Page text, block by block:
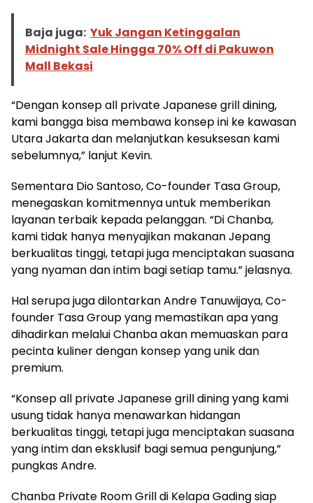
Baja juga: Yuk Jangan Ketinggalan
Midnight Sale Hingga 70% Off di Pakuwon
Mall Bekasi
“Dengan konsep all private Japanese grill dining,
kami bangga bisa membawa konsep ini ke kawasan
Utara Jakarta dan melanjutkan kesuksesan kami
sebelumnya,” lanjut Kevin.
Sementara Dio Santoso, Co-founder Tasa Group,
menegaskan komitmennya untuk memberikan
layanan terbaik kepada pelanggan. “Di Chanba,
kami tidak hanya menyajikan makanan Jepang
berkualitas tinggi, tetapi juga menciptakan suasana
yang nyaman dan intim bagi setiap tamu.” jelasnya.
Hal serupa juga dilontarkan Andre Tanuwijaya, Co-
founder Tasa Group yang memastikan apa yang
dihadirkan melalui Chanba akan memuaskan para
pecinta kuliner dengan konsep yang unik dan
premium.
“Konsep all private Japanese grill dining yang kami
usung tidak hanya menawarkan hidangan
berkualitas tinggi, tetapi juga menciptakan suasana
yang intim dan eksklusif bagi semua pengunjung,”
pungkas Andre.
Chanba Private Room Grill di Kelapa Gading siap